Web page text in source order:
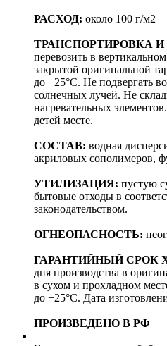
РАСХОД: около 100 г/м2
ТРАНСПОРТИРОВКА И
перевозить в
закрытой оригинальной
до +25°С. Не подвергать
солнечных лучей. Не
нагревательных
детей месте.
СОСТАВ: водная
акриловых сополимеров,
УТИЛИЗАЦИЯ: пустую
бытовые отходы в
законодательством.
ОГНЕОПАСНОСТЬ:
ГАРАНТИЙНЫЙ СРОК
дня производства в
в сухом и прохладном
до +25°С. Дата
ПРОИЗВЕДЕНО В РФ